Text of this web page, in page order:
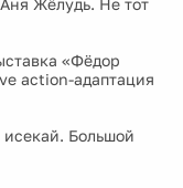
Жёлудь. Не тот
«Фёдор
action-адаптация
Большой